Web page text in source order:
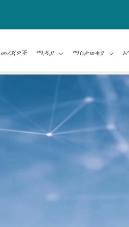
መረጃዎች ሚዲያ ማስታወቂያ